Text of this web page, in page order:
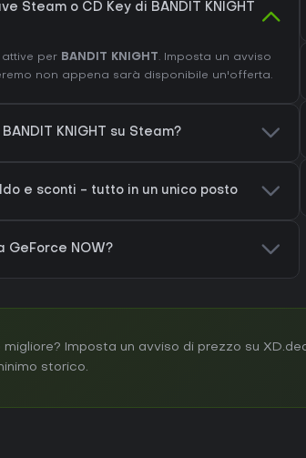
Steam o CD Key di BANDIT KNIGHT
per BANDIT KNIGHT. Imposta un avviso
non appena sarà disponibile un'offerta.
KNIGHT su Steam?
e sconti - tutto in un unico posto
GeForce NOW?
Imposta un avviso di prezzo su
storico.